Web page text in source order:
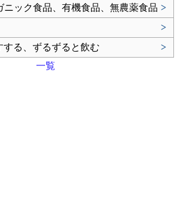
ニック食品、有機食品、無農薬食品 >
>
する、ずるずると飲む
>
一覧